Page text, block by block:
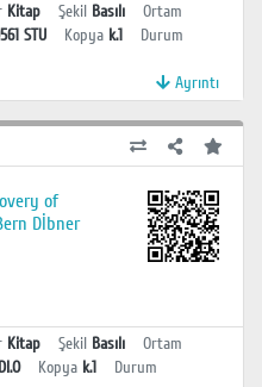
Kitap Şekil Basılı
Ortam
STU Kopya k.1
Durum
Ayrıntı
of
Dİbner
Kitap Şekil Basılı
Ortam
Kopya k.1
Durum